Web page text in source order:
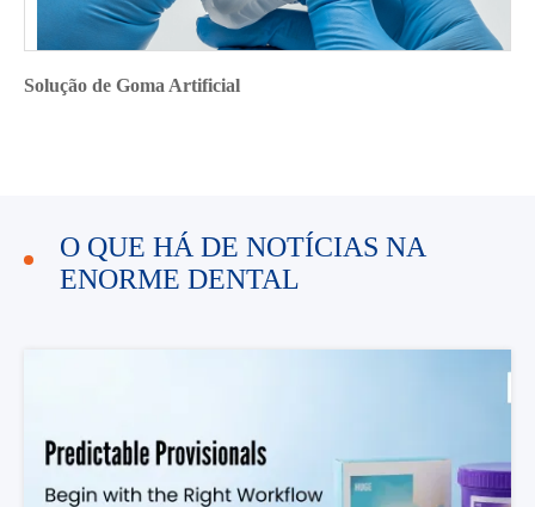
Solução de Goma Artificial
O QUE HÁ DE NOTÍCIAS NA
ENORME DENTAL